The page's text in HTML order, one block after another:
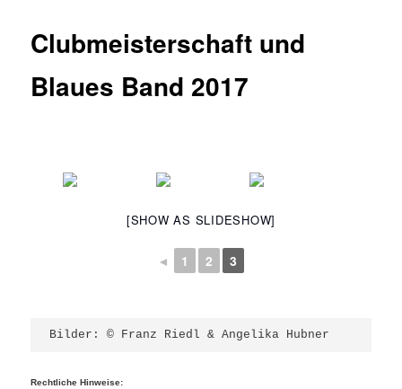
Clubmeisterschaft und
Blaues Band 2017
[SHOW AS SLIDESHOW]
◄ 1 2 3
Bilder: © Franz Riedl & Angelika Hubner
Rechtliche Hinweise: